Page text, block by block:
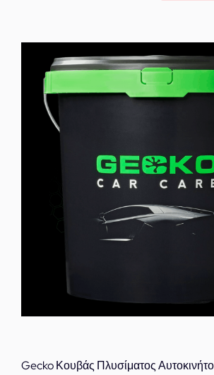
–
Φίλτρο
Κουβά/
Διαχωριστής
για
Αυτοκινήτου
ποσότητα
Gecko Κουβάς Πλυσίματος